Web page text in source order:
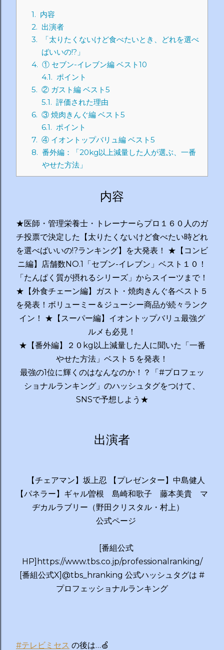
1. 内容
2. 出演者
3.
「太りたくないけど食べたいとき、どれを選べ
ばいいの!?」
4. ① セブン-イレブン編 ベスト10
4.1. ポイント
5. ② ガスト編 ベスト5
5.1. 評価された理由
6. ③ 焼肉きんぐ編 ベスト5
6.1. ポイント
7. ④ イオントップバリュ編 ベスト5
8. 番外編：「20kg以上減量した人が選ぶ、一番
やせた方法」
内容
★医師・管理栄養士・トレーナーらプロ１６０人のガ
チ投票で決定した【太りたくないけど食べたい時どれ
を選べばいいの!?ランキング】を大発表！ ★【コンビ
ニ編】店舗数NO.1「セブン-イレブン」ベスト１０！
「たんぱく質が摂れるシリーズ」からスイーツまで！
★【外食チェーン編】ガスト・焼肉きんぐ各ベスト５
を発表！ボリューミー＆ジューシー商品が続々ランク
イン！ ★【スーパー編】イオントップバリュ最強グ
ルメも必見！
★【番外編】２０kg以上減量した人に聞いた「一番
やせた方法」ベスト５を発表！
最強の1位に輝くのはなんなのか！？「#プロフェッ
ショナルランキング」のハッシュタグをつけて、
SNSで予想しよう★
出演者
【チェアマン】坂上忍 【プレゼンター】中島健人
【パネラー】ギャル曽根 島崎和歌子 藤本美貴 マ
ヂカルラブリー（野田クリスタル・村上）
公式ページ
[番組公式
HP]https://www.tbs.co.jp/professionalranking/
[番組公式X]@tbs_hranking 公式ハッシュタグは #
プロフェッショナルランキング
#テレビミセス の後は…🍏